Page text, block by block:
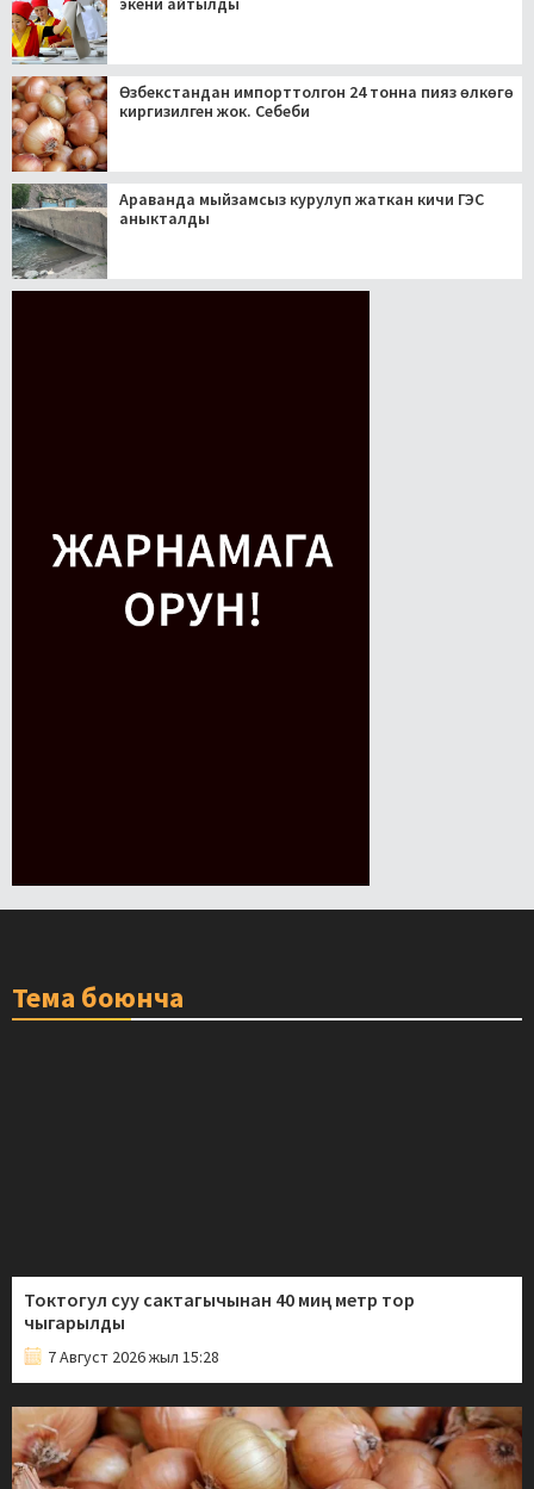
Өзбекстандан импорттолгон 24 тонна пияз өлкөгө
киргизилген жок. Себеби
Араванда мыйзамсыз курулуп жаткан кичи ГЭС
аныкталды
Тема боюнча
Токтогул суу сактагычынан 40 миң метр тор
чыгарылды
7 Август 2026 жыл 15:28